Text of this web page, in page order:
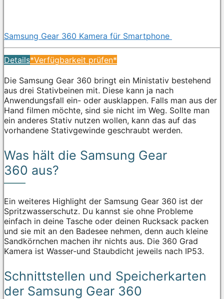
Samsung Gear 360 Kamera für Smartphone
Details*Verfügbarkeit prüfen*
Die Samsung Gear 360 bringt ein Ministativ bestehend
aus drei Stativbeinen mit. Diese kann ja nach
Anwendungsfall ein- oder ausklappen. Falls man aus der
Hand filmen möchte, sind sie nicht im Weg. Sollte man
ein anderes Stativ nutzen wollen, kann das auf das
vorhandene Stativgewinde geschraubt werden.
Was hält die Samsung Gear
360 aus?
Ein weiteres Highlight der Samsung Gear 360 ist der
Spritzwasserschutz. Du kannst sie ohne Probleme
einfach in deine Tasche oder deinen Rucksack packen
und sie mit an den Badesee nehmen, denn auch kleine
Sandkörnchen machen ihr nichts aus. Die 360 Grad
Kamera ist Wasser-und Staubdicht jeweils nach IP53.
Schnittstellen und Speicherkarten
der Samsung Gear 360